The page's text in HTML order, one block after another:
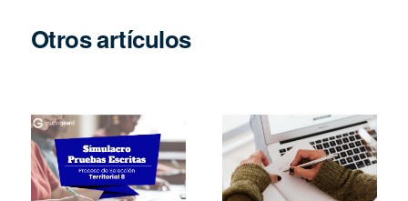
Otros artículos